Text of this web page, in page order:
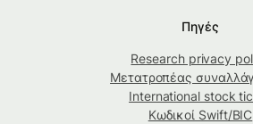
Πηγές
Research privacy
Μετατροπέας
International stock
Κωδικοί Swift/BIC